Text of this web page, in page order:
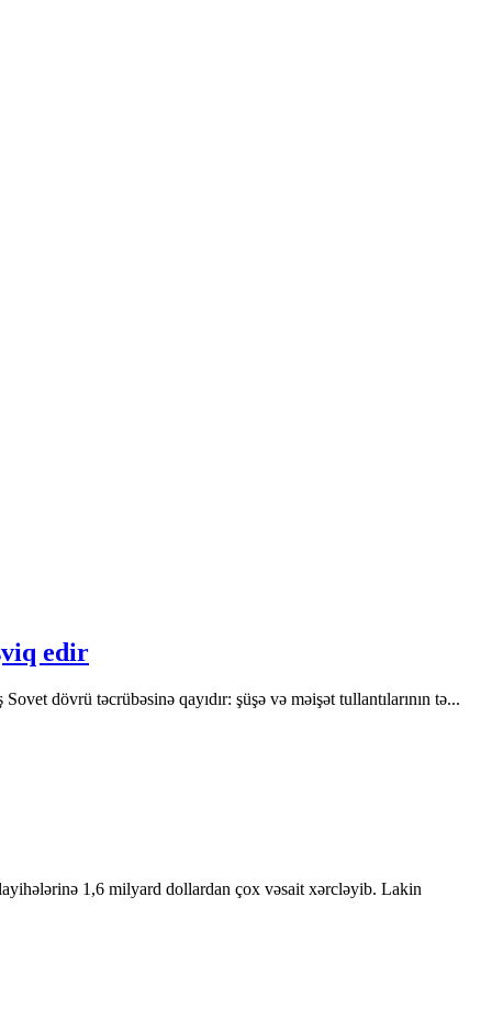
edir
dövrü təcrübəsinə qayıdır: şüşə və məişət tullantılarının tə...
1,6 milyard dollardan çox vəsait xərcləyib. Lakin